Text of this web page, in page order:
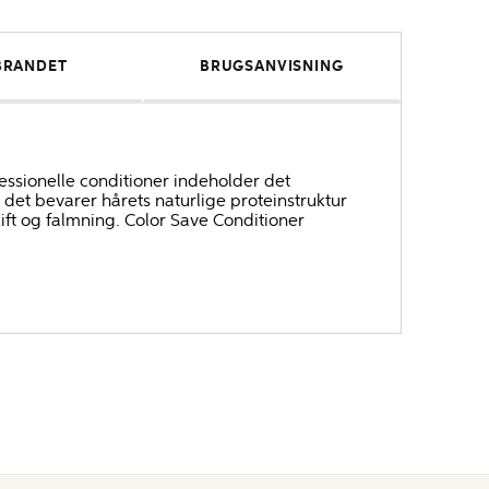
BRUGSANVISNING
conditioner indeholder det
bevarer hårets naturlige proteinstruktur
og falmning. Color Save Conditioner